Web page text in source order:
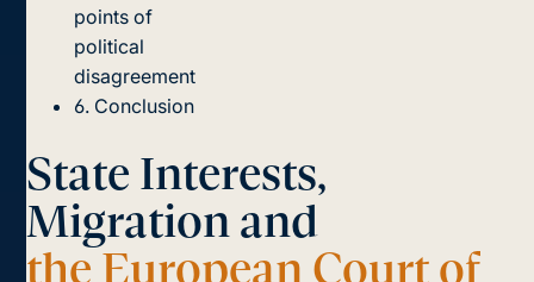
points of
political
disagreement
6. Conclusion
State Interests,
Migration and
the European Court of